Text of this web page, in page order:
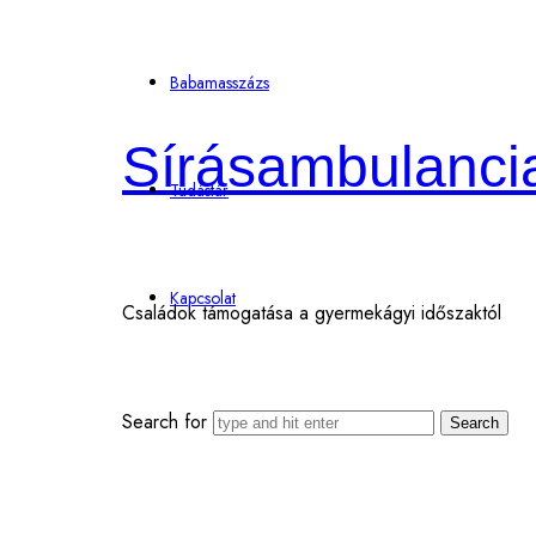
Családok támogatása a gyermekágyi időszaktól
Babamasszázs
Tudástár
Kapcsolat
Search for